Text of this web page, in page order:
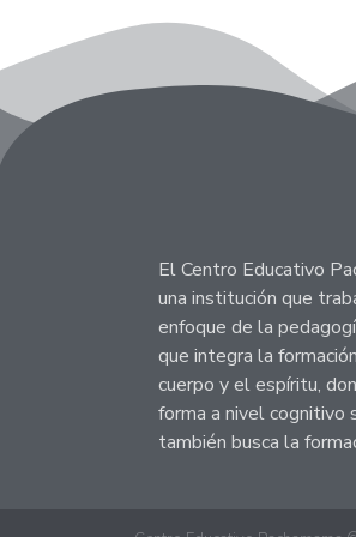
El Centro Educativo
una institución que
enfoque de la
que integra la
cuerpo y el espíritu,
forma a nivel cognitivo
también busca la